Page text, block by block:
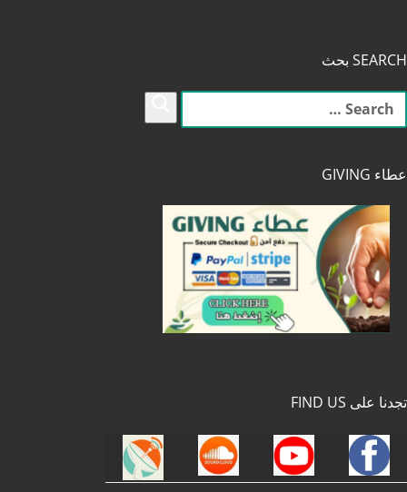
SEARCH بحث
البحث
عن:
عطاء GIVING
تجدنا على FIND US